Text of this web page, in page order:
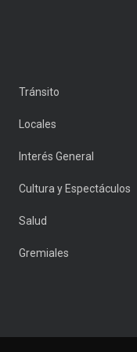
Tránsito
Locales
Interés General
Cultura y Espectáculos
Salud
Gremiales